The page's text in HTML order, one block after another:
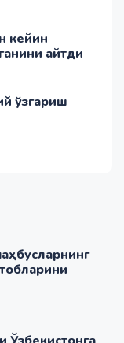
кейин
айтди
ўзгариш